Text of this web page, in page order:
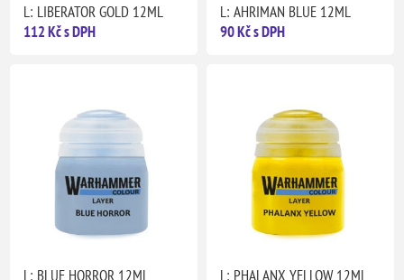
L: LIBERATOR GOLD 12ML
112 Kč s DPH
L: AHRIMAN BLUE 12ML
90 Kč s DPH
L: BLUE HORROR 12ML L: PHALANX YELLOW 12ML